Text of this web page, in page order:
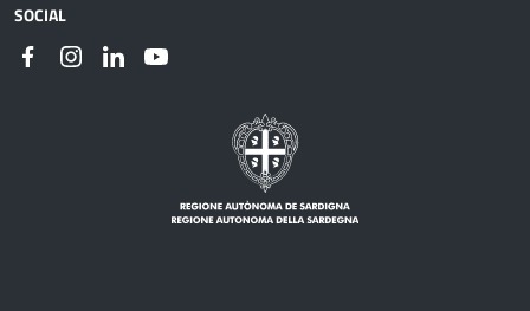
SOCIAL